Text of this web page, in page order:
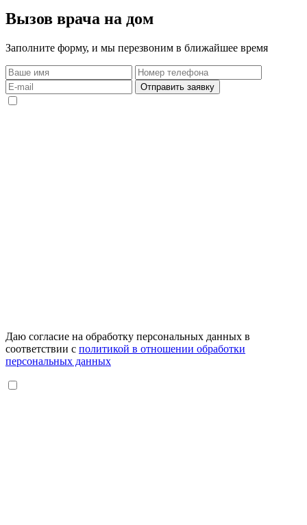
Вызов врача на дом
Заполните форму, и мы перезвоним в ближайшее время
Даю согласие на обработку персональных данных в
соответствии с политикой в отношении обработки
персональных данных